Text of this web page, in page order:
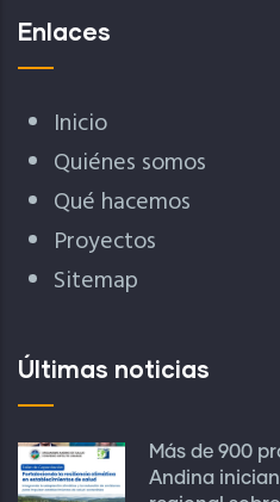
Enlaces
Inicio
Quiénes somos
Qué hacemos
Proyectos
Sitemap
Últimas noticias
Más de 900
Andina